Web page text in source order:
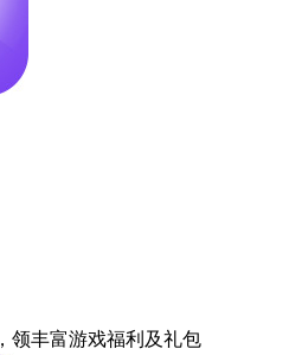
，领丰富游戏福利 及礼包